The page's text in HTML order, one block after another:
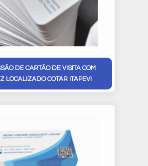
DE CARTÃO DE VISITA COM
LOCALIZADO COTAR ITAPEVI